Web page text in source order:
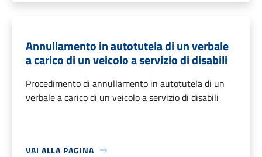
Annullamento in autotutela di un verbale
a carico di un veicolo a servizio di disabili
Procedimento di annullamento in autotutela di un
verbale a carico di un veicolo a servizio di disabili
VAI ALLA PAGINA